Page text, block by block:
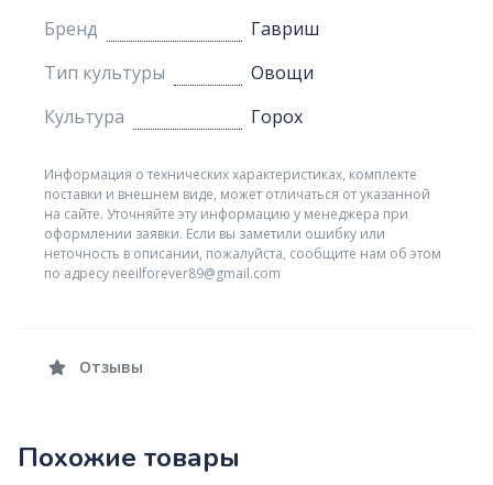
Бренд
Гавриш
Тип культуры
Овощи
Культура
Горох
Информация о технических характеристиках, комплекте
поставки и внешнем виде, может отличаться от указанной
на сайте. Уточняйте эту информацию у менеджера при
оформлении заявки. Если вы заметили ошибку или
неточность в описании, пожалуйста, сообщите нам об этом
по адресу neeilforever89@gmail.com
Отзывы
Похожие товары